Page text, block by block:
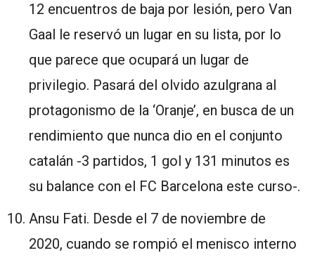
12 encuentros de baja por lesión, pero Van
Gaal le reservó un lugar en su lista, por lo
que parece que ocupará un lugar de
privilegio. Pasará del olvido azulgrana al
protagonismo de la ‘Oranje’, en busca de un
rendimiento que nunca dio en el conjunto
catalán -3 partidos, 1 gol y 131 minutos es
su balance con el FC Barcelona este curso-.
Ansu Fati. Desde el 7 de noviembre de
2020, cuando se rompió el menisco interno